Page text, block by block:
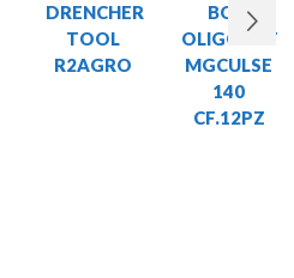
DRENCHER
TOOL
R2AGRO
BOLI
OLIGOVET
MGCULSE
140
CF.12PZ